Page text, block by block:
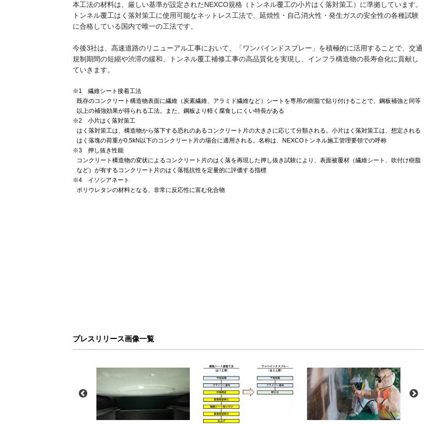
本工法の材料は、厳しい基準が設定されたNEXCO規格（トンネル覆工の小片はく落対策工）に準拠しています。
トンネル覆工はく落対策工に使用可能なネットレス工法で、延焼性・自己消火性・発生ガスの安全性の各種試験
に合格している国内で唯一の工法です。
今後3社は、高速道路のリニューアル工事において、「ワンバインドスプレー」を積極的に活用することで、交通
規制期間の短縮や渋滞の緩和、トンネル覆工補修工事の高品質化を実現し、インフラ構造物の長寿命化に貢献し
ていきます。
※1 繊維シート接着工法
既存のコンクリート構造物表面に繊維（炭素繊維、アラミド繊維など）シートを専用の樹脂で貼り付けることで、鋼板補強と同等
以上の補強効果が得られる工法。また、鋼板より軽く腐食しにくい特長がある
※2 小片はく落対策工
はく落対策工は、構造物から落下する恐れのあるコンクリート片の大きさに応じて分類される。小片はく落対策工は、想定される
はく落塊の荷重が0.5kN以下のコンクリート片の場合に適用される。名称は、NEXCOトンネル施工管理要領での呼称
※3 押し抜き性能
コンクリート構造物の変状によるコンクリート片のはく落を再現した押し抜き試験により、表面被覆材（繊維シート、吹付け樹脂
など）が有するコンクリート片のはく落抵抗性を定量的に評価する指標
※4 イソシアネート
ポリウレタンの材料となる、非常に反応性に富む化合物
プレスリリース画像一覧